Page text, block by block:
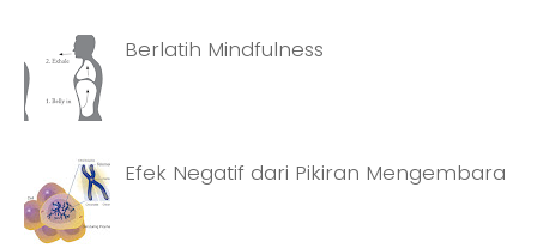
Berlatih Mindfulness
Efek Negatif dari Pikiran Mengembara